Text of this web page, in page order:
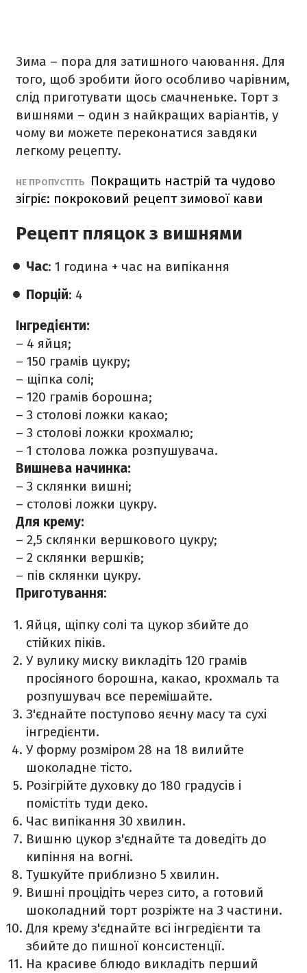
Зима – пора для затишного чаювання. Для
того, щоб зробити його особливо чарівним,
слід приготувати щось смачненьке. Торт з
вишнями – один з найкращих варіантів, у
чому ви можете переконатися завдяки
легкому рецепту.
НЕ ПРОПУСТІТЬ
Покращить настрій та чудово
зігріє: покроковий рецепт зимової кави
Рецепт пляцок з вишнями
Час: 1 година + час на випікання
Порцій: 4
Інгредієнти:
– 4 яйця;
– 150 грамів цукру;
– щіпка солі;
– 120 грамів борошна;
– 3 столові ложки какао;
– 3 столові ложки крохмалю;
– 1 столова ложка розпушувача.
Вишнева начинка:
– 3 склянки вишні;
– столові ложки цукру.
Для крему:
– 2,5 склянки вершкового цукру;
– 2 склянки вершків;
– пів склянки цукру.
Приготування:
Яйця, щіпку солі та цукор збийте до
стійких піків.
У вулику миску викладіть 120 грамів
просіяного борошна, какао, крохмаль та
розпушувач все перемішайте.
З'єднайте поступово яєчну масу та сухі
інгредієнти.
У форму розміром 28 на 18 вилийте
шоколадне тісто.
Розігрійте духовку до 180 градусів і
помістіть туди деко.
Час випікання 30 хвилин.
Вишню цукор з'єднайте та доведіть до
кипіння на вогні.
Тушкуйте приблизно 5 хвилин.
Вишні процідіть через сито, а готовий
шоколадний торт розріжте на 3 частини.
Для крему з'єднайте всі інгредієнти та
збийте до пишної консистенції.
На красиве блюдо викладіть перший